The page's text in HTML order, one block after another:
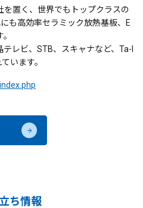
置く、世界でもトップクラスの
も高効率セラミック放熱基板、E
レビ、STB、スキャナなど、Ta-I
います。
ち情報